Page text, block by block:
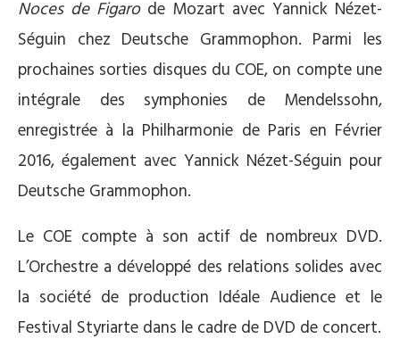
Noces de Figarode Mozart avec Yannick Nézet-
Séguin chez Deutsche Grammophon. Parmi les
prochaines sorties disques du COE, on compte une
intégrale des symphonies de Mendelssohn,
enregistrée à la Philharmonie de Paris en Février
2016, également avec Yannick Nézet-Séguin pour
Deutsche Grammophon.
Le COE compte à son actif de nombreux DVD.
L’Orchestre a développé des relations solides avec
la société de production Idéale Audience et le
Festival Styriarte dans le cadre de DVD de concert.